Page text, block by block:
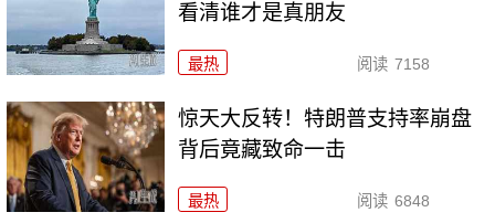
看清谁才是真朋友
最热 阅读 7158
惊天大反转！特朗普支持率崩盘
背后竟藏致命一击
最热 阅读 6848